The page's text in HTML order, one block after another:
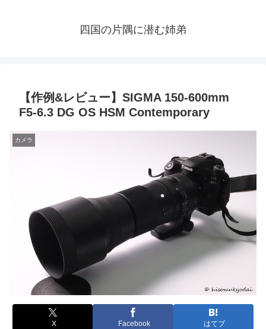
四国の片隅に潜む姉弟
【作例&レビュー】SIGMA 150-600mm
F5-6.3 DG OS HSM Contemporary
カメラ
X Facebook はてブ